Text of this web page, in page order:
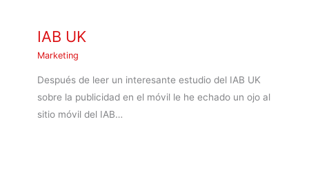
IAB UK
Marketing
Después de leer un interesante estudio del IAB UK
sobre la publicidad en el móvil le he echado un ojo al
sitio móvil del IAB…